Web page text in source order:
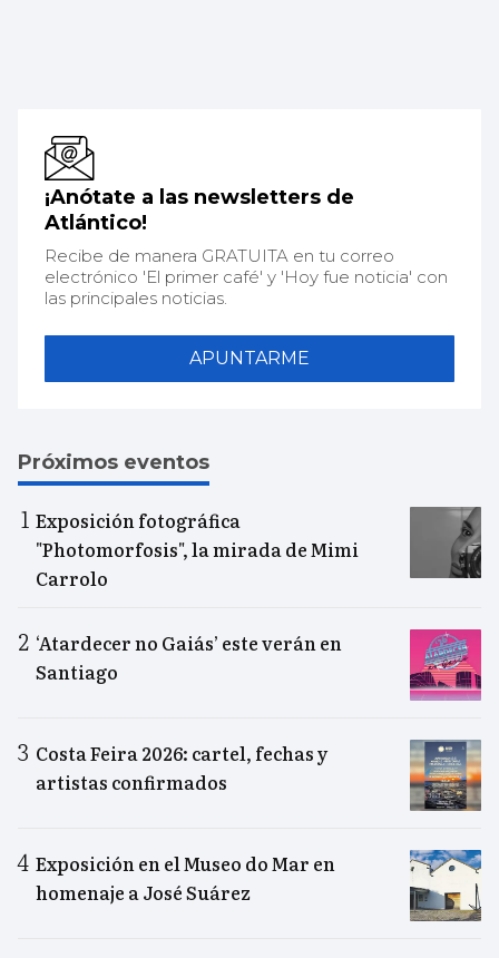
¡Anótate a las newsletters de
Atlántico!
Recibe de manera GRATUITA en tu correo
electrónico 'El primer café' y 'Hoy fue noticia' con
las principales noticias.
APUNTARME
Próximos eventos
Exposición fotográfica
"Photomorfosis", la mirada de Mimi
Carrolo
‘Atardecer no Gaiás’ este verán en
Santiago
Costa Feira 2026: cartel, fechas y
artistas confirmados
Exposición en el Museo do Mar en
homenaje a José Suárez